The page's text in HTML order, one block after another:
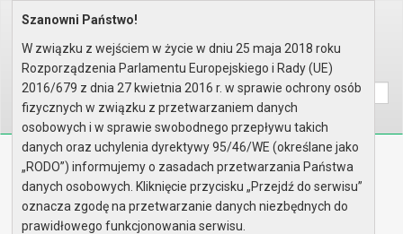
Home Informacje
Wyszukaj na stronie:
A AA
Biuletyn Informacji Publicznej
Urząd Miasta i Gminy w Gryfinie
Szanowni Państwo!
W związku z wejściem w życie w dniu 25 maja 2018 roku
Rozporządzenia Parlamentu Europejskiego i Rady (UE)
2016/679 z dnia 27 kwietnia 2016 r. w sprawie ochrony osób
fizycznych w związku z przetwarzaniem danych
osobowych i w sprawie swobodnego przepływu takich
danych oraz uchylenia dyrektywy 95/46/WE (określane jako
„RODO”) informujemy o zasadach przetwarzania Państwa
danych osobowych. Kliknięcie przycisku „Przejdź do serwisu”
oznacza zgodę na przetwarzanie danych niezbędnych do
prawidłowego funkcjonowania serwisu.